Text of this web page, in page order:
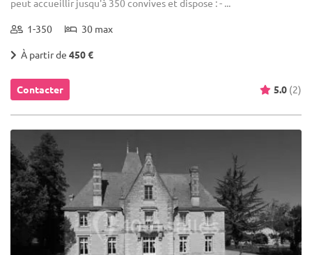
peut accueillir jusqu'à 350 convives et dispose : - ...
1-350 30 max
À partir de 450 €
Contacter 5.0 (2)